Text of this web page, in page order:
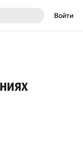
Войти